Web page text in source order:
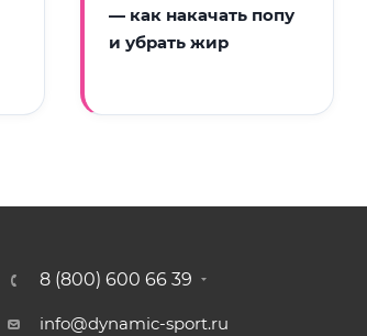
— как накачать попу
и убрать жир
8 (800) 600 66 39
info@dynamic-sport.ru